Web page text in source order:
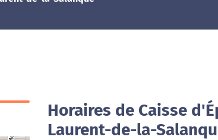
Horaires de Caisse
Laurent-de-la-